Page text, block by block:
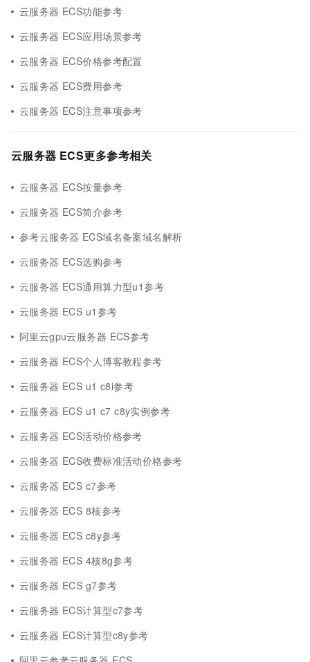
云服务器 ECS功能参考
云服务器 ECS应用场景参考
云服务器 ECS价格参考配置
云服务器 ECS费用参考
云服务器 ECS注意事项参考
云服务器 ECS更多参考相关
云服务器 ECS按量参考
云服务器 ECS简介参考
参考云服务器 ECS域名备案域名解析
云服务器 ECS选购参考
云服务器 ECS通用算力型u1参考
云服务器 ECS u1参考
阿里云gpu云服务器 ECS参考
云服务器 ECS个人博客教程参考
云服务器 ECS u1 c8i参考
云服务器 ECS u1 c7 c8y实例参考
云服务器 ECS活动价格参考
云服务器 ECS收费标准活动价格参考
云服务器 ECS c7参考
云服务器 ECS 8核参考
云服务器 ECS c8y参考
云服务器 ECS 4核8g参考
云服务器 ECS g7参考
云服务器 ECS计算型c7参考
云服务器 ECS计算型c8y参考